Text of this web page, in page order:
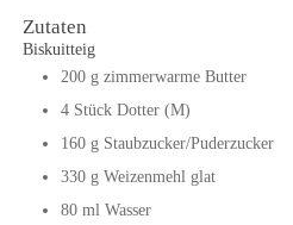
Zutaten
Biskuitteig
200 g zimmerwarme Butter
4 Stück Dotter (M)
160 g Staubzucker/Puderzucker
330 g Weizenmehl glat
80 ml Wasser